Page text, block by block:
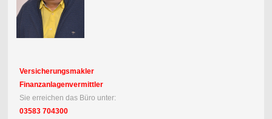
Versicherungsmakler
Finanzanlagenvermittler
Sie erreichen das Büro unter:
03583 704300